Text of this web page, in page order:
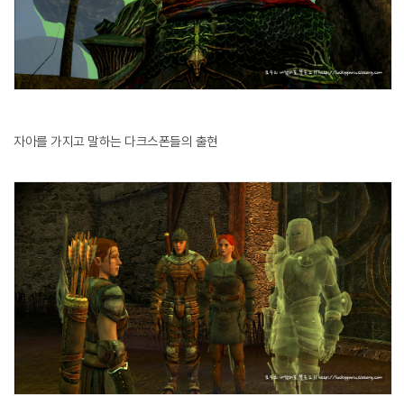
자아를 가지고 말하는 다크스폰들의 출현